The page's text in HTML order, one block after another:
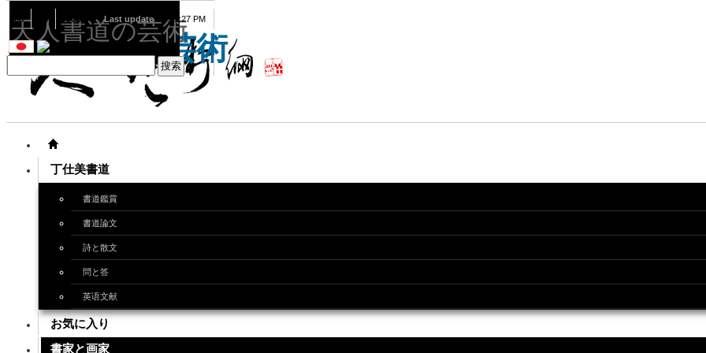
天人書道の芸術
丁仕美書道
書道鑑賞
書道論文
詩と散文
問と答
英语文献
お気に入り
書家と画家
08 08 2026 Last update 08:15:27 PM
天人書道の芸術